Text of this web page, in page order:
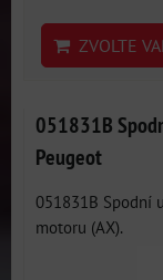
ZVOLTE
051831B
Peugeot
051831B Spodní
motoru (AX).